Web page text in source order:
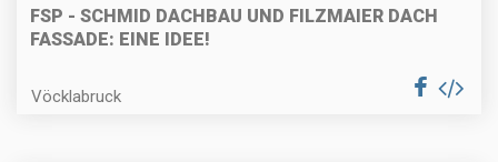
FSP - SCHMID DACHBAU UND FILZMAIER DACH
FASSADE: EINE IDEE!
Vöcklabruck